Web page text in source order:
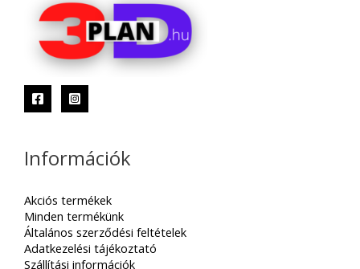
Információk
Akciós termékek
Minden termékünk
Általános szerződési feltételek
Adatkezelési tájékoztató
Szállítási információk